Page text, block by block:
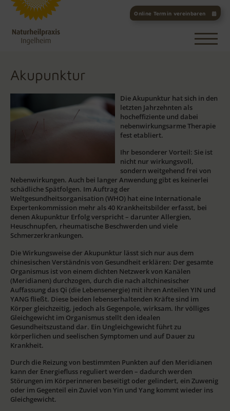
Online Termin vereinbaren
Akupunktur
Die Akupunktur hat sich in den
letzten Jahrzehnten als
hocheffiziente und dabei
nebenwirkungsarme Therapie
fest etabliert.
Ihr besonderer Vorteil: Sie ist
nicht nur wirkungsvoll,
sondern weitgehend frei von
Nebenwirkungen. Auch bei langer Anwendung gibt es keinerlei
schädliche Spätfolgen. Im Auftrag der
Weltgesundheitsorganisation (WHO) hat eine Internationale
Expertenkommission mehr als 40 Krankheitsbilder erfasst, bei
denen Akupunktur Erfolg verspricht – darunter Allergien,
Heuschnupfen, rheumatische Beschwerden und viele
Schmerzerkrankungen.
Die Wirkungsweise der Akupunktur lässt sich nur aus dem
chinesischen Verständnis von Gesundheit erklären: Der gesamte
Organismus ist von einem dichten Netzwerk von Kanälen
(Meridianen) durchzogen, durch die nach altchinesischer
Auffassung das Qi (die Lebensenergie) mit ihren Anteilen YIN und
YANG fließt. Diese beiden lebenserhaltenden Kräfte sind im
Körper gleichzeitig, jedoch als Gegenpole, wirksam. Ihr völliges
Gleichgewicht im Organismus stellt den idealen
Gesundheitszustand dar. Ein Ungleichgewicht führt zu
körperlichen und seelischen Symptomen und auf Dauer zu
Krankheit.
Durch die Reizung von bestimmten Punkten auf den Meridianen
kann der Energiefluss reguliert werden – dadurch werden
Störungen im Körperinneren beseitigt oder gelindert, ein Zuwenig
oder im Gegenteil ein Zuviel von Yin und Yang kommt wieder ins
Gleichgewicht.